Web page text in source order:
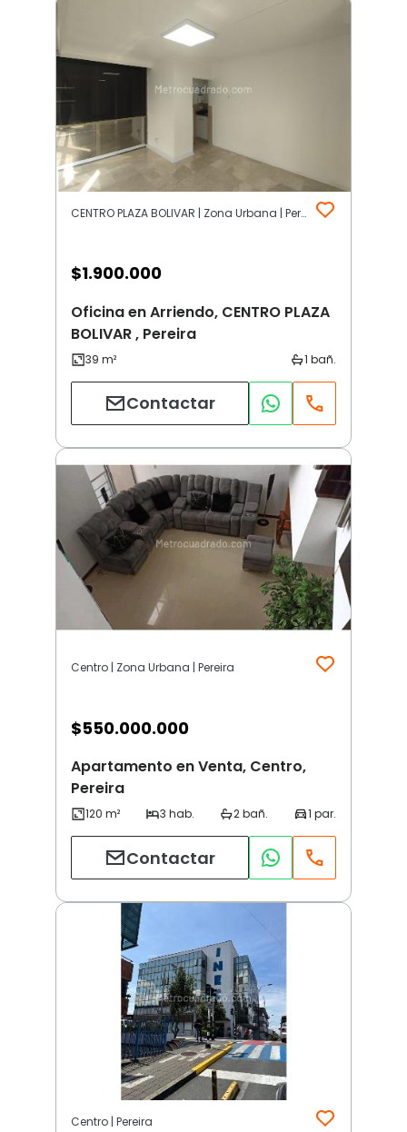
CENTRO PLAZA BOLIVAR | Zona Urbana | Pereira
$1.900.000
Oficina en Arriendo, CENTRO PLAZA
BOLIVAR , Pereira
Contactar
Centro | Zona Urbana | Pereira
$550.000.000
Apartamento en Venta, Centro,
Pereira
Contactar
Centro | Pereira